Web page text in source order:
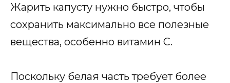
Жарить капусту нужно быстро, чтобы
сохранить максимально все полезные
вещества, особенно витамин С.
Поскольку белая часть требует более